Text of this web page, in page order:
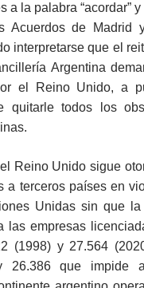
a la palabra “acordar”
Acuerdos de Madrid
interpretarse que el
Argentina
el Reino Unido, a
quitarle todos los
Reino Unido sigue
a terceros países en
Unidas sin que la
las empresas
(1998) y 27.564
26.386 que impide